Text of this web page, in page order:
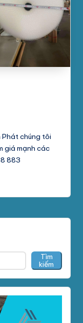
Phát chúng tôi
giá mạnh các
883
Tìm
kiếm